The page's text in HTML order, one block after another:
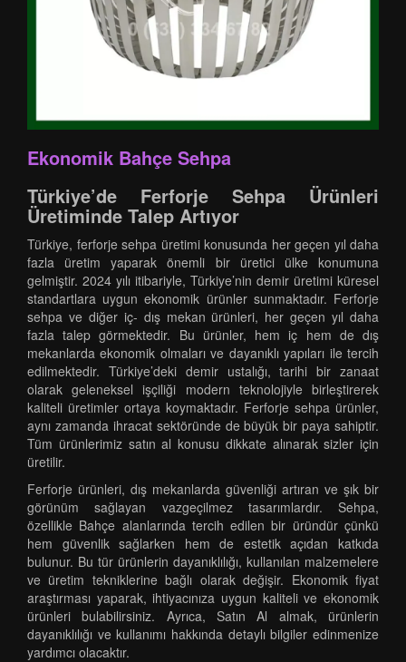
Ekonomik Bahçe Sehpa
Türkiye’de Ferforje Sehpa Ürünleri
Üretiminde Talep Artıyor
Türkiye, ferforje sehpa üretimi konusunda her geçen yıl daha
fazla üretim yaparak önemli bir üretici ülke konumuna
gelmiştir. 2024 yılı itibariyle, Türkiye’nin demir üretimi küresel
standartlara uygun ekonomik ürünler sunmaktadır. Ferforje
sehpa ve diğer iç- dış mekan ürünleri, her geçen yıl daha
fazla talep görmektedir. Bu ürünler, hem iç hem de dış
mekanlarda ekonomik olmaları ve dayanıklı yapıları ile tercih
edilmektedir. Türkiye’deki demir ustalığı, tarihi bir zanaat
olarak geleneksel işçiliği modern teknolojiyle birleştirerek
kaliteli üretimler ortaya koymaktadır. Ferforje sehpa ürünler,
aynı zamanda ihracat sektöründe de büyük bir paya sahiptir.
Tüm ürünlerimiz satın al konusu dikkate alınarak sizler için
üretilir.
Ferforje ürünleri, dış mekanlarda güvenliği artıran ve şık bir
görünüm sağlayan vazgeçilmez tasarımlardır. Sehpa,
özellikle Bahçe alanlarında tercih edilen bir üründür çünkü
hem güvenlik sağlarken hem de estetik açıdan katkıda
bulunur. Bu tür ürünlerin dayanıklılığı, kullanılan malzemelere
ve üretim tekniklerine bağlı olarak değişir. Ekonomik fiyat
araştırması yaparak, ihtiyacınıza uygun kaliteli ve ekonomik
ürünleri bulabilirsiniz. Ayrıca, Satın Al almak, ürünlerin
dayanıklılığı ve kullanımı hakkında detaylı bilgiler edinmenize
yardımcı olacaktır.